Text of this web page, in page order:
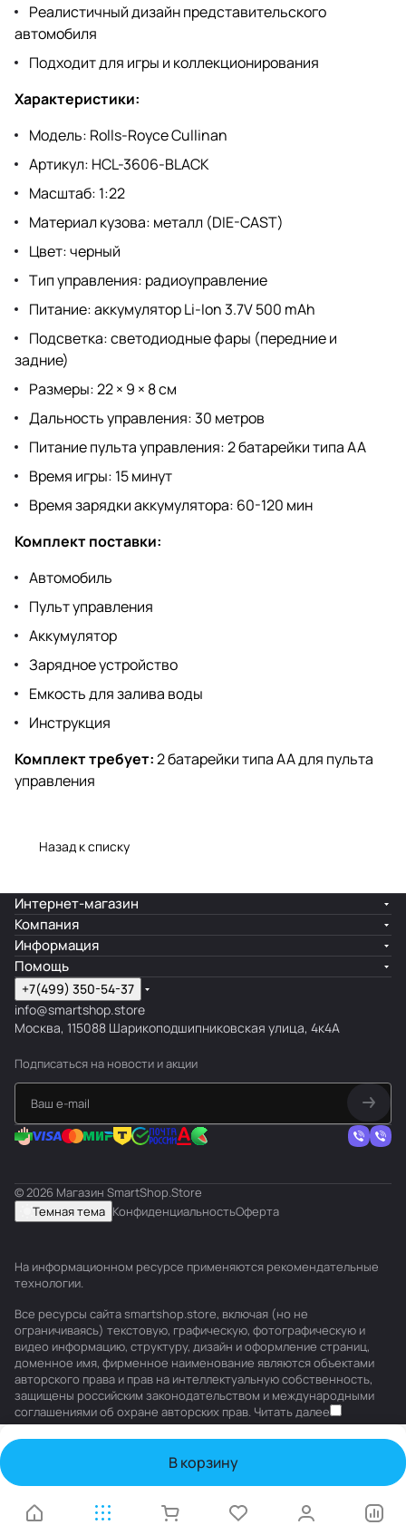
Реалистичный дизайн представительского
автомобиля
Подходит для игры и коллекционирования
Характеристики:
Модель: Rolls-Royce Cullinan
Артикул: HCL-3606-BLACK
Масштаб: 1:22
Материал кузова: металл (DIE-CAST)
Цвет: черный
Тип управления: радиоуправление
Питание: аккумулятор Li-Ion 3.7V 500 mAh
Подсветка: светодиодные фары (передние и
задние)
Размеры: 22 × 9 × 8 см
Дальность управления: 30 метров
Питание пульта управления: 2 батарейки типа АА
Время игры: 15 минут
Время зарядки аккумулятора: 60-120 мин
Комплект поставки:
Автомобиль
Пульт управления
Аккумулятор
Зарядное устройство
Емкость для залива воды
Инструкция
Комплект требует:2 батарейки типа АА для пульта
управления
Назад к списку
В корзину
Интернет-магазин
Компания
Информация
Помощь
+7(499) 350-54-37
info@smartshop.store
Москва, 115088 Шарикоподшипниковская улица, 4к4А
Подписаться на новости и акции
© 2026 Магазин SmartShop.Store
Темная тема КонфиденциальностьОферта
На информационном ресурсе применяются рекомендательные
технологии.
Все ресурсы сайта smartshop.store, включая (но не
ограничиваясь) текстовую, графическую, фотографическую и
видео информацию, структуру, дизайн и оформление страниц,
доменное имя, фирменное наименование являются объектами
авторского права и прав на интеллектуальную собственность,
защищены российским законодательством и международными
соглашениями об охране авторских прав. Читать далее